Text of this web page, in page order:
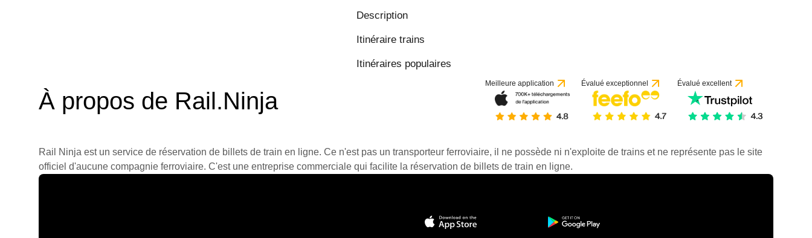
Description
Itinéraire trains
Itinéraires populaires
À propos de Rail.Ninja
Meilleure application Évalué exceptionnel Évalué excellent
Rail Ninja est un service de réservation de billets de train en ligne. Ce n'est pas un transporteur ferroviaire, il ne possède ni n'exploite de trains et ne représente pas le site
officiel d'aucune compagnie ferroviaire. C'est une entreprise commerciale qui facilite la réservation de billets de train en ligne.